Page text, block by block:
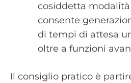
cosiddetta modalità
consente
di tempi di attesa
oltre a funzioni
Il consiglio pratico è